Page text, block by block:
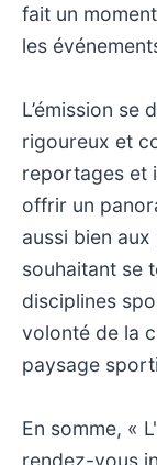
fait un
les
L’émission se
rigoureux et
reportages et
offrir un
aussi bien aux
souhaitant se
disciplines
volonté de la
paysage
En somme, «
rendez-vous